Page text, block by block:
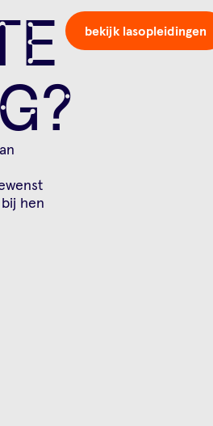
hen
bekijk lasopleidingen